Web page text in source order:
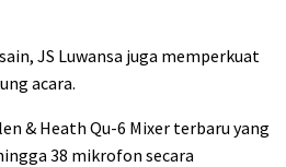
JS Luwansa juga memperkuat
acara.
& Heath Qu-6 Mixer terbaru yang
38 mikrofon secara